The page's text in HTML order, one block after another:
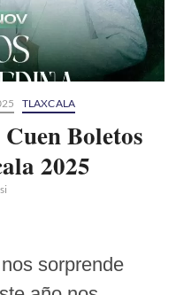
TLAXCALA
Boletos
2025
sorprende